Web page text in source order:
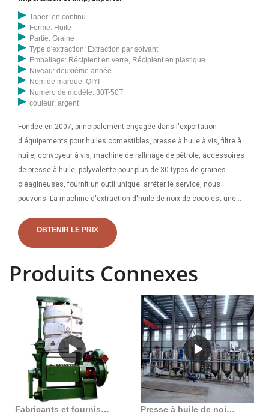
Taper: en continu
Forme: Huile
Partie: Graine
Type d'extraction: Extraction par solvant
Emballage: Récipient en verre, Récipient en plastique
Niveau: deuxième année
Nom de marque: QIYI
Numéro de modèle: 30T-50T
couleur: argent
Fondée en 2007, principalement engagée dans l'exportation
d'équipements pour huiles comestibles, presse à huile à vis, filtre à
huile, convoyeur à vis, machine de raffinage de pétrole, accessoires
de presse à huile, polyvalente pour plus de 30 types de graines
oléagineuses, fournit un outil unique. arrêter le service, nous
pouvons. La machine d'extraction d'huile de noix de coco est une
boîtier de commande automatique, d'une partie de presse chauffante,
d'une partie de réglage, d'une partie d'entraînement et d'une partie de
à vis a du bon
OBTENIR LE PRIX
Produits Connexes
Fabricants et fournisseurs d’équipements de presse à huile 200a 3 Presse à huile de noix de macadamia, type familial, pressage à froid, japon